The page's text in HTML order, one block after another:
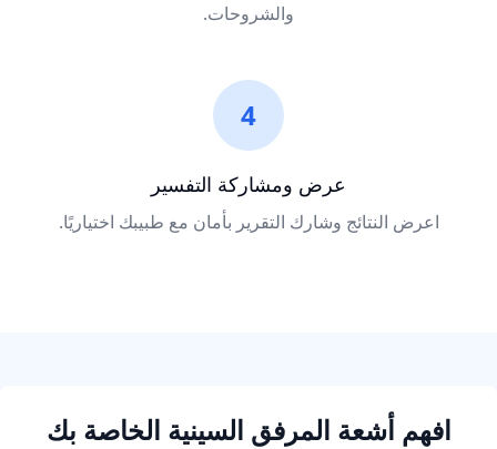
والشروحات.
4
عرض ومشاركة التفسير
اعرض النتائج وشارك التقرير بأمان مع طبيبك اختياريًا.
افهم أشعة المرفق السينية الخاصة بك